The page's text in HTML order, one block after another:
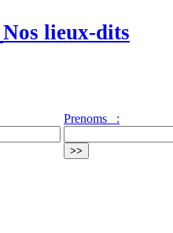
Nos lieux-dits
Prenoms :